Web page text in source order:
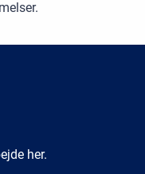
her.